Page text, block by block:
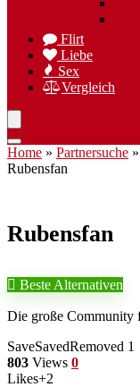
Flirt
Liebe
Sex
Vergleich
Home » Partnersuche »
Rubensfan
Rubensfan
Beste Alternativen
Die große Community
SaveSavedRemoved 1
803 Views 0
Likes+2